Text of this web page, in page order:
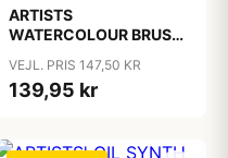
ARTISTS
WATERCOLOUR BRUSH
VEJL. PRIS 147,50 KR
139,95 kr